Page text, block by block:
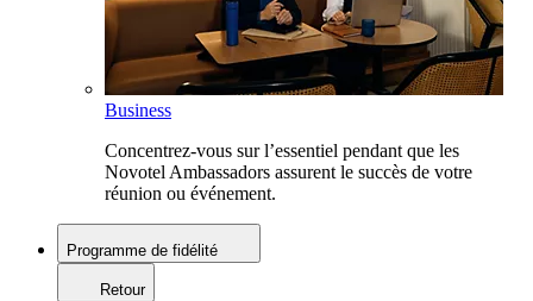
Business
Concentrez-vous sur l’essentiel pendant que les
Novotel Ambassadors assurent le succès de votre
réunion ou événement.
Programme de fidélité
Retour